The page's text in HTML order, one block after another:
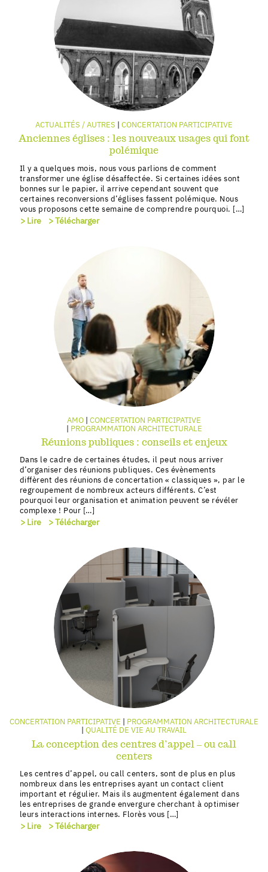
ACTUALITÉS / AUTRES CONCERTATION PARTICIPATIVE
Anciennes églises : les nouveaux usages qui font
polémique
Il y a quelques mois, nous vous parlions de comment
transformer une église désaffectée. Si certaines idées sont
bonnes sur le papier, il arrive cependant souvent que
certaines reconversions d’églises fassent polémique. Nous
vous proposons cette semaine de comprendre pourquoi. […]
> Lire > Télécharger
AMO CONCERTATION PARTICIPATIVE
PROGRAMMATION ARCHITECTURALE
Réunions publiques : conseils et enjeux
Dans le cadre de certaines études, il peut nous arriver
d’organiser des réunions publiques. Ces évènements
diffèrent des réunions de concertation « classiques », par le
regroupement de nombreux acteurs différents. C’est
pourquoi leur organisation et animation peuvent se révéler
complexe ! Pour […]
> Lire > Télécharger
CONCERTATION PARTICIPATIVE
PROGRAMMATION ARCHITECTURALE
QUALITÉ DE VIE AU TRAVAIL
La conception des centres d’appel – ou call
centers
Les centres d’appel, ou call centers, sont de plus en plus
nombreux dans les entreprises ayant un contact client
important et régulier. Mais ils augmentent également dans
les entreprises de grande envergure cherchant à optimiser
leurs interactions internes. Florès vous […]
> Lire > Télécharger